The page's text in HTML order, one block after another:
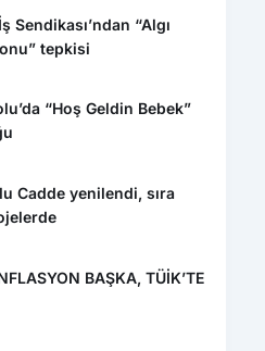
Sendikası’ndan “Algı
tepkisi
“Hoş Geldin Bebek”
Cadde yenilendi, sıra
BAŞKA, TÜİK’TE